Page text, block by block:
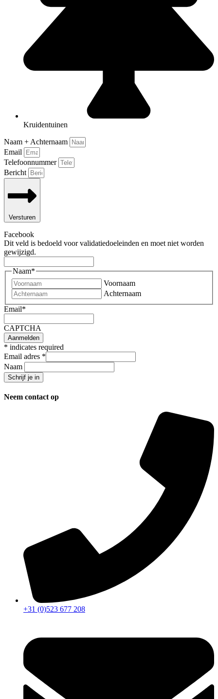
Kruidentuinen
Naam + Achternaam
Email
Telefoonnummer
Bericht
Versturen
Facebook
Dit veld is bedoeld voor validatiedoeleinden en moet niet worden
gewijzigd.
Naam*
Voornaam
Achternaam
Email*
CAPTCHA
* indicates required
Email adres *
Naam
Neem contact op
+31 (0)523 677 208